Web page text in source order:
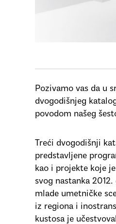
Pozivamo vas da u
dvogodišnjeg
povodom našeg
Treći dvogodišnji
predstavljene
kao i projekte koje
svog nastanka
mlade umetničke
iz regiona i
kustosa je